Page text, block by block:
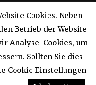
Cookies. Neben
Betrieb der Website
Analyse-Cookies, um
Sollten Sie dies
Cookie Einstellungen